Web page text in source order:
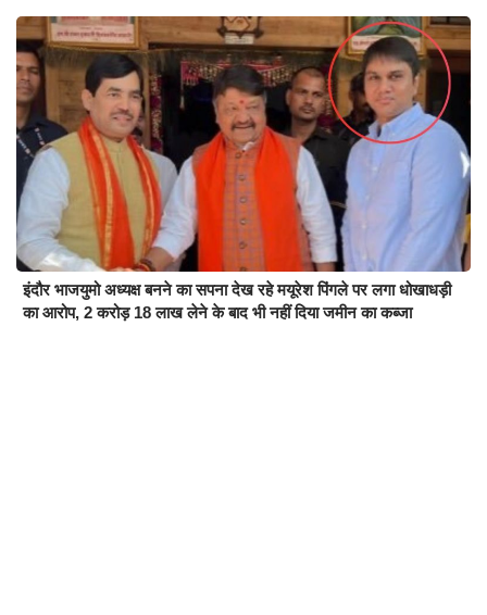
इंदौर भाजयुमो अध्यक्ष बनने का सपना देख रहे मयूरेश पिंगले पर लगा धोखाधड़ी
का आरोप, 2 करोड़ 18 लाख लेने के बाद भी नहीं दिया जमीन का कब्जा